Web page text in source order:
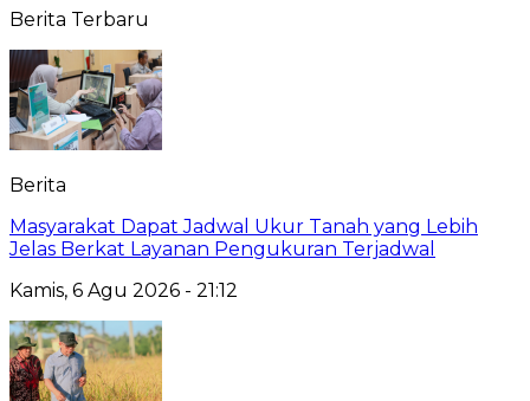
Berita Terbaru
Berita
Masyarakat Dapat Jadwal Ukur Tanah yang Lebih
Jelas Berkat Layanan Pengukuran Terjadwal
Kamis, 6 Agu 2026 - 21:12